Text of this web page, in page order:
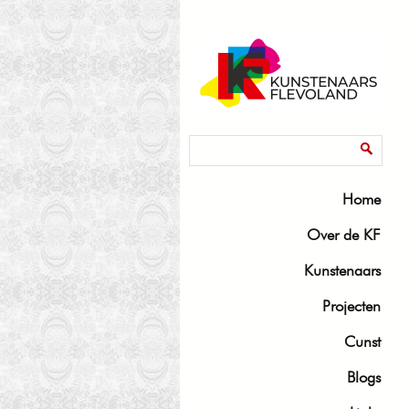
Home
Over de KF
Kunstenaars
Projecten
Cunst
Blogs